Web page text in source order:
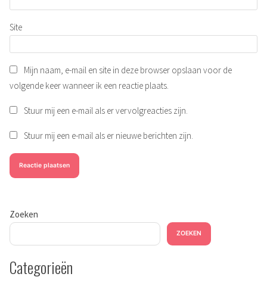
Site
Mijn naam, e-mail en site in deze browser opslaan voor de
volgende keer wanneer ik een reactie plaats.
Stuur mij een e-mail als er vervolgreacties zijn.
Stuur mij een e-mail als er nieuwe berichten zijn.
Zoeken
ZOEKEN
Categorieën